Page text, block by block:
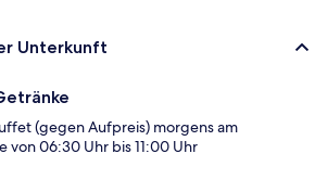
Unterkunft
(gegen Aufpreis) morgens am
von 06:30 Uhr bis 11:00 Uhr